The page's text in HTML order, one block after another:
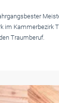
im Kammerbezirk
Traumberuf.